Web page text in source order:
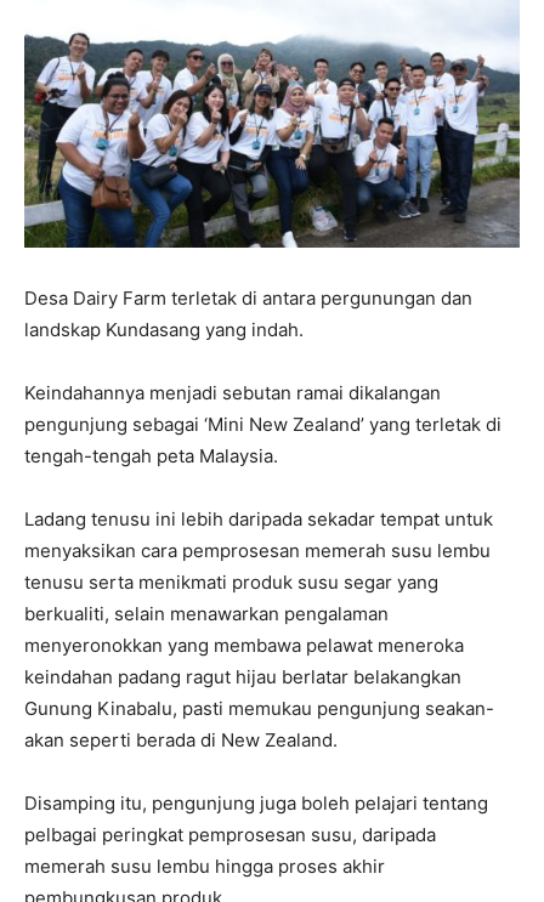
Desa Dairy Farm terletak di antara pergunungan dan
landskap Kundasang yang indah.
Keindahannya menjadi sebutan ramai dikalangan
pengunjung sebagai ‘Mini New Zealand’ yang terletak di
tengah-tengah peta Malaysia.
Ladang tenusu ini lebih daripada sekadar tempat untuk
menyaksikan cara pemprosesan memerah susu lembu
tenusu serta menikmati produk susu segar yang
berkualiti, selain menawarkan pengalaman
menyeronokkan yang membawa pelawat meneroka
keindahan padang ragut hijau berlatar belakangkan
Gunung Kinabalu, pasti memukau pengunjung seakan-
akan seperti berada di New Zealand.
Disamping itu, pengunjung juga boleh pelajari tentang
pelbagai peringkat pemprosesan susu, daripada
memerah susu lembu hingga proses akhir